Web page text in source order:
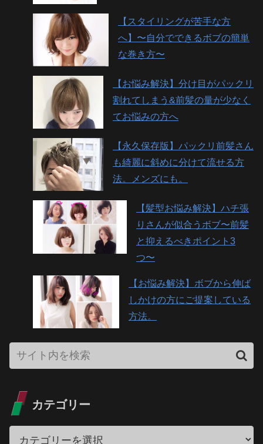
【スタイリングが苦手な方
へ】〜自分でできるボブの簡単
な巻き方〜
【お悩み解決】分け目がパックリ
割れてしまう&前髪の量が少なく
てお悩みの方へ
【永久保存版】パックリ前髪さん
も綺麗に斜めに分けて流せる方
法。メンズにも。
【髪型お悩み解決】ハチ張
りさんが似合うボブ〜前髪
と抑えるべきポイント3
つ〜
【お悩み解決】ボブから伸ば
しかけの方にご提案している
方法。
カテゴリー